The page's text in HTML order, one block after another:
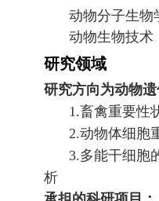
动物分子生物
动物生物技术
研究领域
研究方向为动物
1.畜禽重要性
2.动物体细胞
3.多能干细胞
析